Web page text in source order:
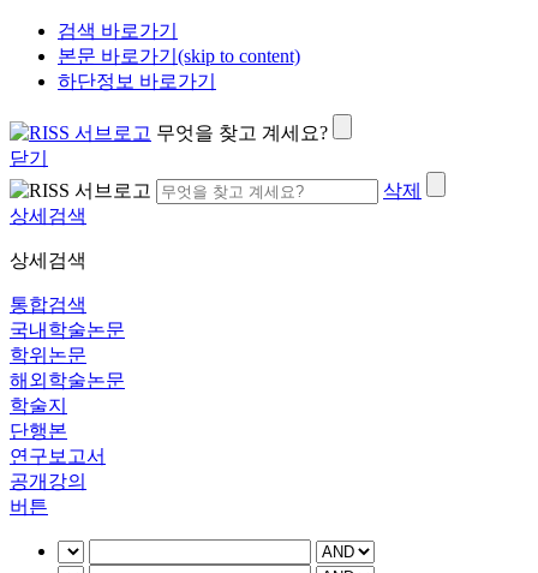
검색 바로가기
본문 바로가기(skip to content)
하단정보 바로가기
무엇을 찾고 계세요?
닫기
삭제
상세검색
상세검색
통합검색
국내학술논문
학위논문
해외학술논문
학술지
단행본
연구보고서
공개강의
버튼